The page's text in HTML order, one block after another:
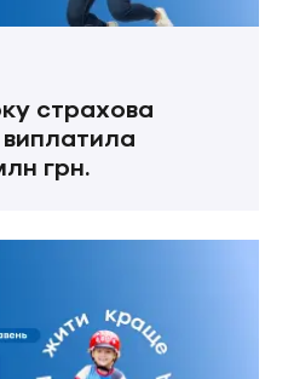
страхова
виплатила
грн.